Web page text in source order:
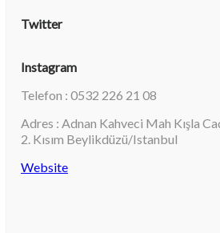
Twitter
Instagram
Telefon : 0532 226 21 08
Adres : Adnan Kahveci Mah Kışla
2. Kısım Beylikdüzü/Istanbul
Website